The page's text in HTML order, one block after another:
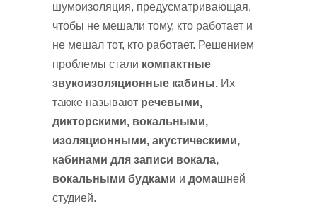
шумоизоляция, предусматривающая,
чтобы не мешали тому, кто работает и
не мешал тот, кто работает. Решением
проблемы стали компактные
звукоизоляционные кабины. Их
также называют речевыми,
дикторскими, вокальными,
изоляционными, акустическими,
кабинами для записи вокала,
вокальными будками и домашней
студией.